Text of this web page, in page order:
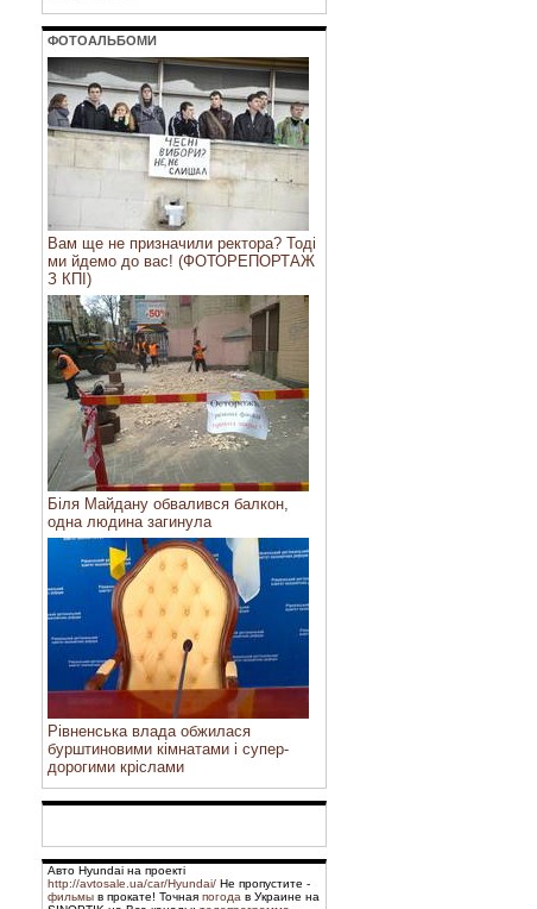
ФОТОАЛЬБОМИ
Вам ще не призначили ректора? Тоді
ми йдемо до вас! (ФОТОРЕПОРТАЖ
З КПІ)
Біля Майдану обвалився балкон,
одна людина загинула
Рівненська влада обжилася
бурштиновими кімнатами і супер-
дорогими кріслами
Авто Hyundai на проекті
http://avtosale.ua/car/Hyundai/ Не пропустите -
фильмы в прокате! Точная погода в Украине на